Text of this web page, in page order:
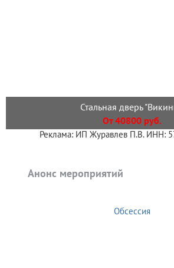
Стальная дверь
От 40800 руб.
Реклама: ИП Журавлев П.В. ИНН:
Анонс мероприятий
Обсессия